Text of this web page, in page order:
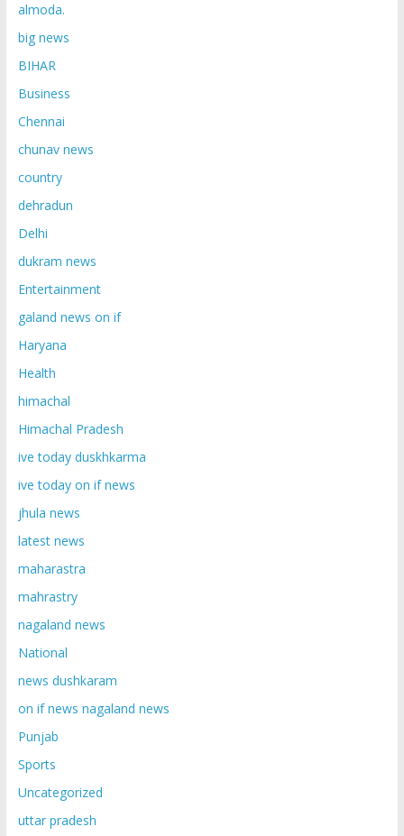
almoda.
big news
BIHAR
Business
Chennai
chunav news
country
dehradun
Delhi
dukram news
Entertainment
galand news on if
Haryana
Health
himachal
Himachal Pradesh
ive today duskhkarma
ive today on if news
jhula news
latest news
maharastra
mahrastry
nagaland news
National
news dushkaram
on if news nagaland news
Punjab
Sports
Uncategorized
uttar pradesh